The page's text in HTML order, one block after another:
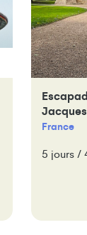
France
5 jours /